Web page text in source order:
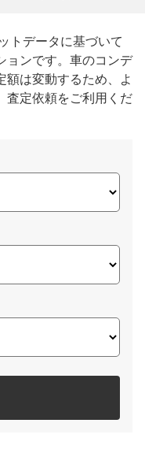
トデータに基づいて
ョンです。車のコンデ
額は変動するため、よ
査定依頼をご利用くだ